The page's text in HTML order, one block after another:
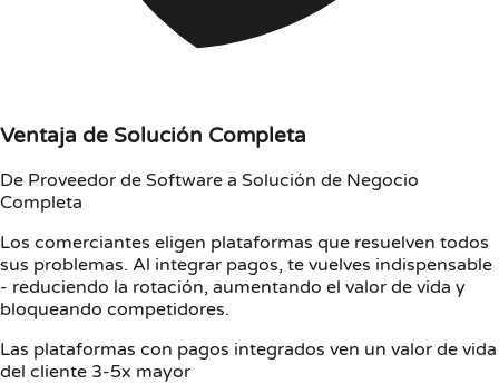
Ventaja de Solución Completa
De Proveedor de Software a Solución de Negocio
Completa
Los comerciantes eligen plataformas que resuelven todos
sus problemas. Al integrar pagos, te vuelves indispensable
- reduciendo la rotación, aumentando el valor de vida y
bloqueando competidores.
Las plataformas con pagos integrados ven un valor de vida
del cliente 3-5x mayor